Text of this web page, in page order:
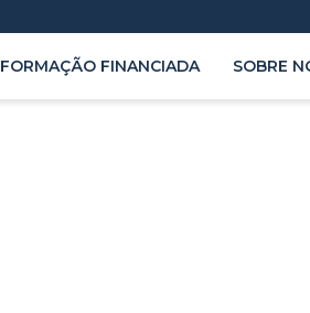
FORMAÇÃO FINANCIADA SOBRE